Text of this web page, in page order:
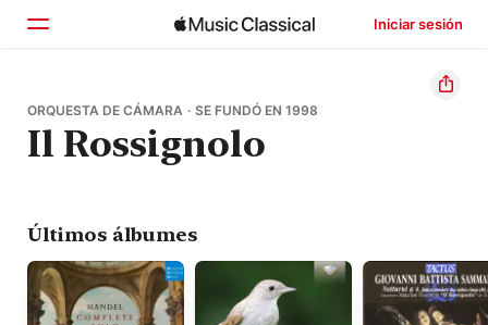
Iniciar sesión
Inicio
Explorar
ORQUESTA DE CÁMARA · SE FUNDÓ EN 1998
Il Rossignolo
Últimos álbumes